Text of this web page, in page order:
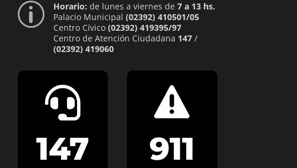
p Horario: de lunes a viernes de 7 a 13 hs.
Palacio Municipal (02392) 410501/05
Centro Cívico (02392) 419395/97
Centro de Atención Ciudadana 147/
(02392) 419060

147

911